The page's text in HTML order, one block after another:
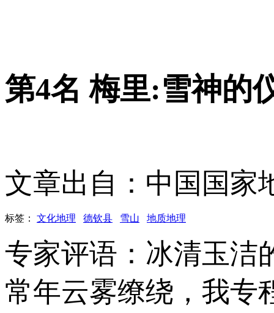
第4名 梅里:雪神的
文章出自：中国国家
标签： 文化地理 德钦县 雪山 地质地理
专家评语：冰清玉
常年云雾缭绕，我专